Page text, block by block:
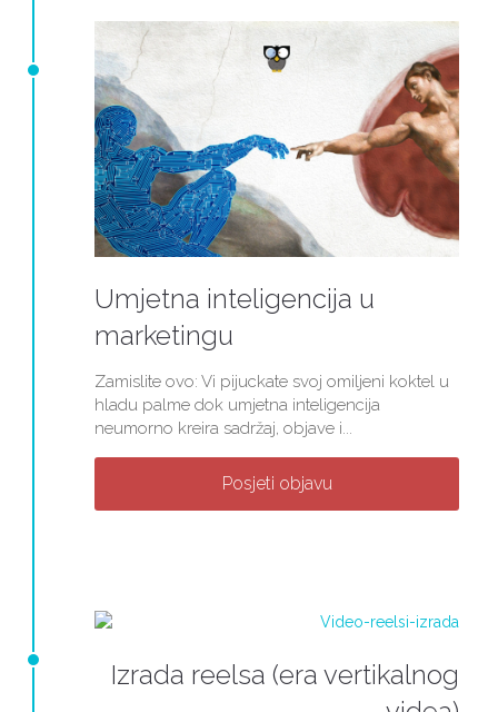
Umjetna inteligencija u
marketingu
Zamislite ovo: Vi pijuckate svoj omiljeni koktel u
hladu palme dok umjetna inteligencija
neumorno kreira sadržaj, objave i...
Posjeti objavu
Izrada reelsa (era vertikalnog